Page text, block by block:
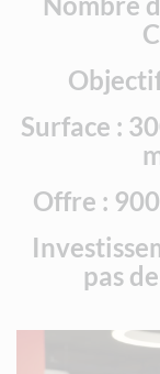
Surface :
Offre :
pas